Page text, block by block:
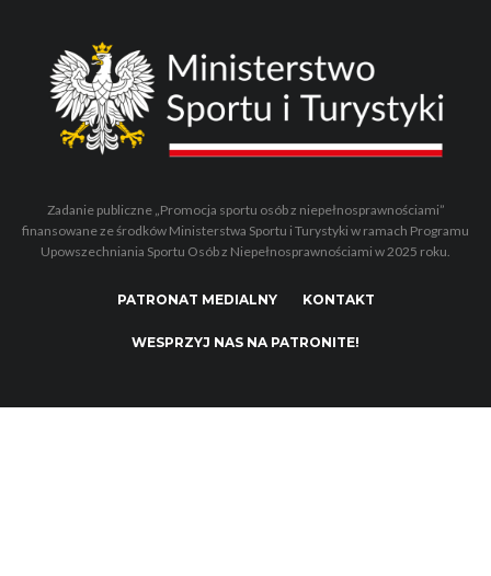
Zadanie publiczne „Promocja sportu osób z niepełnosprawnościami”
finansowane ze środków Ministerstwa Sportu i Turystyki w ramach Programu
Upowszechniania Sportu Osób z Niepełnosprawnościami w 2025 roku.
PATRONAT MEDIALNY KONTAKT
WESPRZYJ NAS NA PATRONITE!